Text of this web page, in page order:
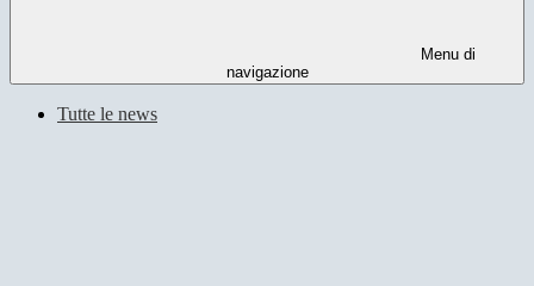
Menu di
navigazione
Tutte le news